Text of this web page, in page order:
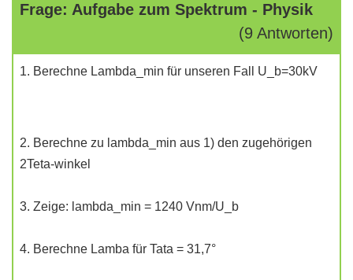
Frage: Aufgabe zum Spektrum - Physik
(9 Antworten)
1. Berechne Lambda_min für unseren Fall U_b=30kV
2. Berechne zu lambda_min aus 1) den zugehörigen
2Teta-winkel
3. Zeige: lambda_min = 1240 Vnm/U_b
4. Berechne Lamba für Tata = 31,7°